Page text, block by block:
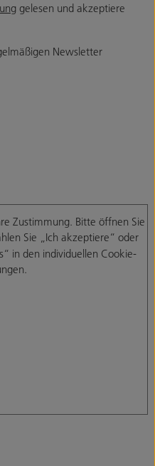
gelesen und akzeptiere
Newsletter
Zustimmung. Bitte öffnen Sie
Sie „Ich akzeptiere“ oder
in den individuellen Cookie-